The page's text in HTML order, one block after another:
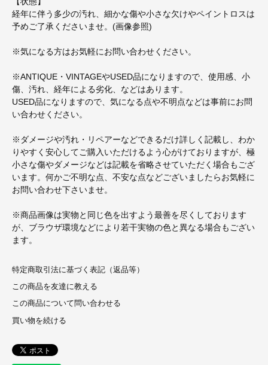
経年に伴う多少の汚れ、細かな傷や小さな欠けやペイントロスは
予めご了承くださいませ。(画像参照)
※気になる方はお気軽にお問い合わせください。
※ANTIQUE・VINTAGEやUSED品になりますので、使用感、小
傷、汚れ、経年による劣化、などはあります。
USED品になりますので、気になる点や不明点などは事前にお問
い合わせください。
※ダメージや汚れ・リペアーなどできるだけ詳しく記載し、わか
りやすく安心してご購入いただけるよう心がけておりますが、極
小さな傷やダメージなどは記載を省略させていただく場合もござ
います。何かご不明な点、不安な点などございましたらお気軽に
お問い合わせ下さいませ。
※商品画像は実物と同じ色を出すよう最善を尽くしております
が、ブラウザ環境などにより若干実物の色と異なる場合もござい
ます。
特定商取引法に基づく表記（返品等）
この商品を友達に教える
この商品について問い合わせる
買い物を続ける